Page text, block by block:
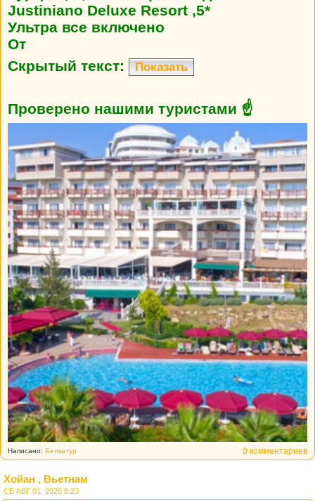
Justiniano Deluxe Resort ,5*
Ультра все включено
От
Скрытый текст:
Показать
Проверено нашими туристами ☝
0 комментариев
Написано: Белкатур
Хойан , Вьетнам
СБ АВГ 01, 2026 8:23